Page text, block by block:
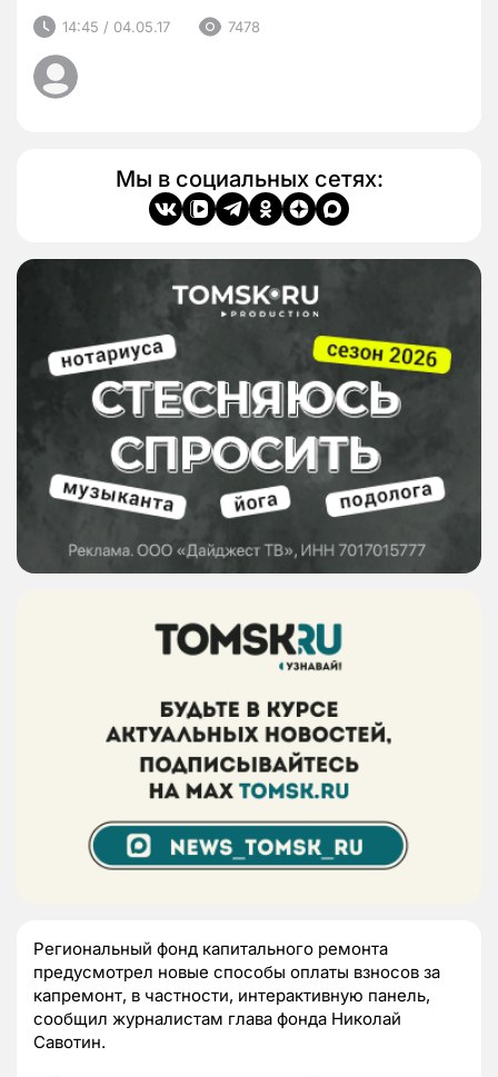
14:45 / 04.05.17 7478
Мы в социальных сетях:
Региональный фонд капитального ремонта
предусмотрел новые способы оплаты взносов за
капремонт, в частности, интерактивную панель,
сообщил журналистам глава фонда Николай
Савотин.